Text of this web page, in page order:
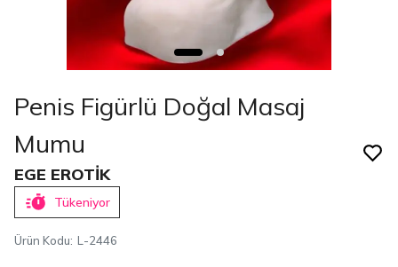
Penis Figürlü Doğal Masaj
Mumu
EGE EROTİK
Tükeniyor
Ürün Kodu: L-2446